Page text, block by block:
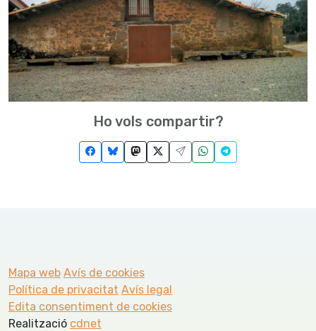
Ho vols compartir?
Mapa web Avís de cookies
Política de privacitat Avís legal
Edita consentiment de cookies
Realització cdnet